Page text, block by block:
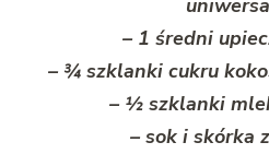
– 1 średni
– ¾ szklanki cukru
– ½ szklanki
– sok i skórka